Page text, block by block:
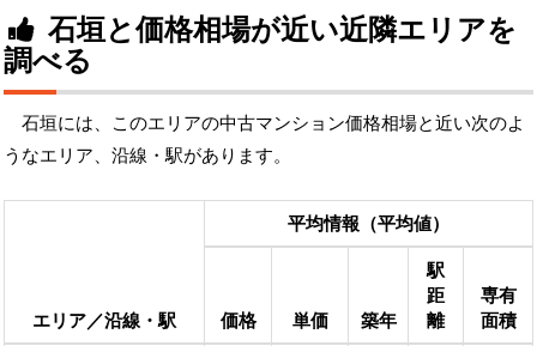
石垣と価格相場が近い近隣エリアを
調べる
石垣には、このエリアの中古マンション価格相場と近い次のよ
うなエリア、沿線・駅があります。
エリア／沿線・駅
平均情報（平均値）
価格 単価 築年
駅
距
離
専有
面積